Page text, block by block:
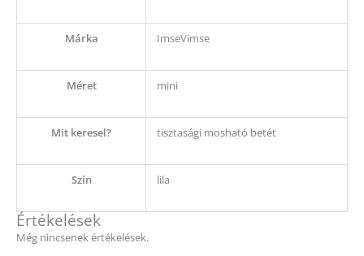
Márka ImseVimse
Méret mini
Mit keresel? tisztasági mosható betét
Szín lila
Értékelések
Még nincsenek értékelések.